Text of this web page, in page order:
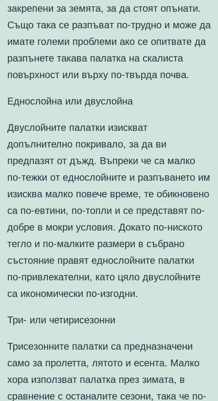
закрепени за земята, за да стоят опънати.
Също така се разпъват по-трудно и може да
имате големи проблеми ако се опитвате да
разпънете такава палатка на скалиста
повърхност или върху по-твърда почва.
Еднослойна или двуслойна
Двуслойните палатки изискват
допълнително покривало, за да ви
предпазят от дъжд. Въпреки че са малко
по-тежки от еднослойните и разпъването им
изисква малко повече време, те обикновено
са по-евтини, по-топли и се представят по-
добре в мокри условия. Докато по-ниското
тегло и по-малките размери в събрано
състояние правят еднослойните палатки
по-привлекателни, като цяло двуслойните
са икономически по-изгодни.
Три- или четирисезонни
Трисезонните палатки са предназначени
само за пролетта, лятото и есента. Малко
хора използват палатка през зимата, в
сравнение с останалите сезони, така че по-